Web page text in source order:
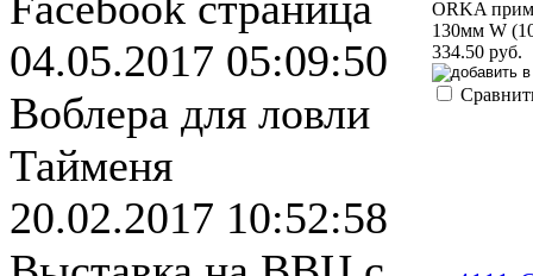
04.05.2017 05:09:50
Воблера для ловли
Тайменя
20.02.2017 10:52:58
ORKA
130мм W
334.50 руб.